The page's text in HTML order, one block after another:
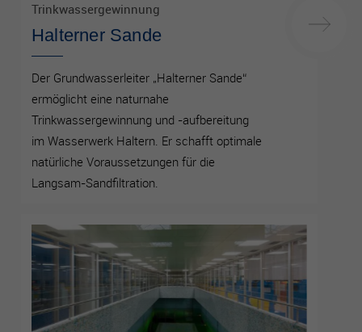
Trinkwassergewinnung
Halterner Sande
Der Grundwasserleiter „Halterner Sande“
ermöglicht eine naturnahe
Trinkwassergewinnung und -aufbereitung
im Wasserwerk Haltern. Er schafft optimale
natürliche Voraussetzungen für die
Langsam-Sandfiltration.